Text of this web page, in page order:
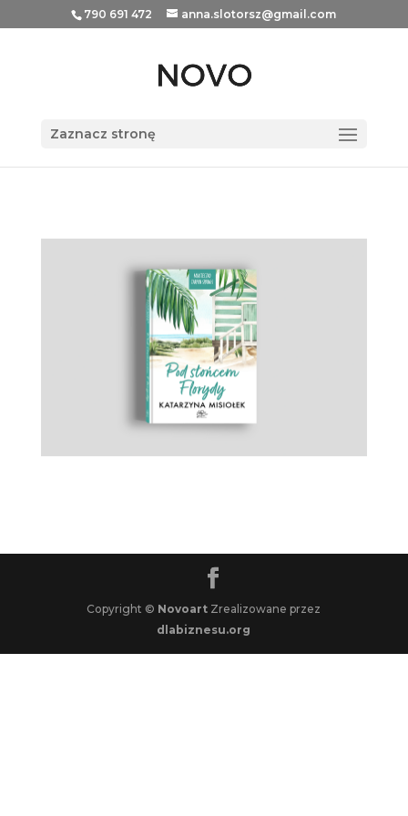
790 691 472 anna.slotorsz@gmail.com
Zaznacz stronę
Copyright © Novoart Zrealizowane przez
dlabiznesu.org